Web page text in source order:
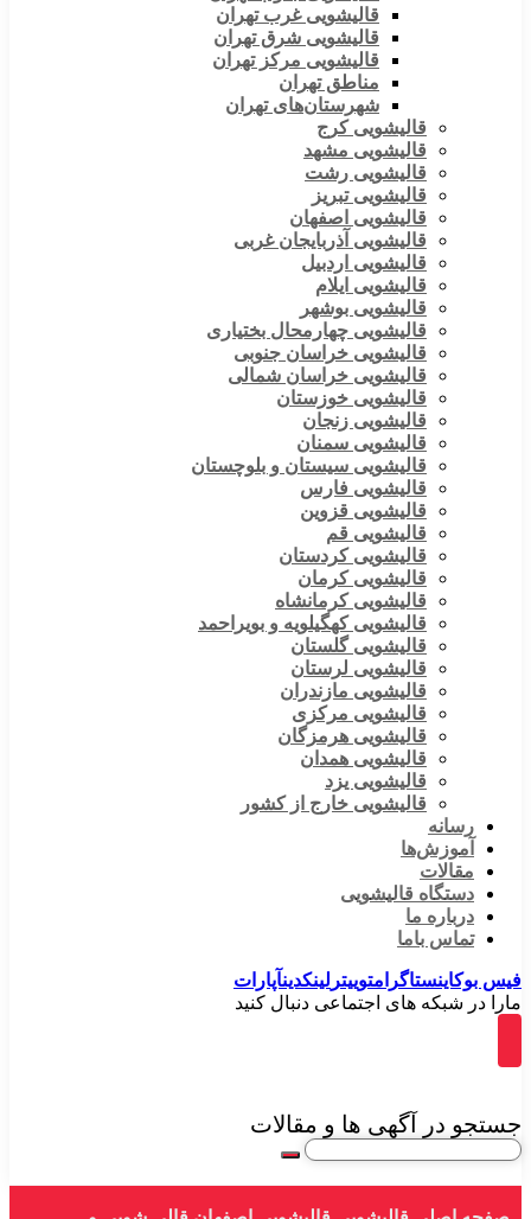
قالیشویی غرب تهران
قالیشویی شرق تهران
قالیشویی مرکز تهران
مناطق تهران
شهرستان‌های تهران
قالیشویی کرج
قالیشویی مشهد
قالیشویی رشت
قالیشویی تبریز
قالیشویی اصفهان
قالیشویی آذربایجان غربی
قالیشویی اردبیل
قالیشویی ایلام
قالیشویی بوشهر
قالیشویی چهارمحال بختیاری
قالیشویی خراسان جنوبی
قالیشویی خراسان شمالی
قالیشویی خوزستان
قالیشویی زنجان
قالیشویی سمنان
قالیشویی سیستان و بلوچستان
قالیشویی فارس
قالیشویی قزوین
قالیشویی قم
قالیشویی کردستان
قالیشویی کرمان
قالیشویی کرمانشاه
قالیشویی کهگیلویه و بویراحمد
قالیشویی گلستان
قالیشویی لرستان
قالیشویی مازندران
قالیشویی مرکزی
قالیشویی هرمزگان
قالیشویی همدان
قالیشویی یزد
قالیشویی خارج از کشور
رسانه
آموزش‌ها
مقالات
دستگاه قالیشویی
درباره ما
تماس باما
فیس بوکاینستاگرامتوییتر لینکدینآپارات
مارا در شبکه های اجتماعی دنبال کنید
جستجو در آگهی ها و مقالات